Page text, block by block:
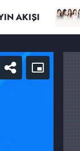
AKIŞI